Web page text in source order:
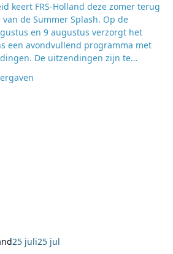
keert FRS-Holland deze zomer terug
de Summer Splash. Op de
en 9 augustus verzorgt het
een avondvullend programma met
De uitzendingen zijn te
programmering staat
25 juli25 jul